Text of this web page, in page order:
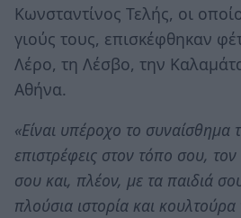
Κωνσταντίνος Τελής, οι
γιούς τους, επισκέφθηκαν
Λέρο, τη Λέσβο, την
Αθήνα.
«Είναι υπέροχο το συναίσθημα
επιστρέφεις στον τόπο σου,
σου και, πλέον, με τα παιδιά
πλούσια ιστορία και